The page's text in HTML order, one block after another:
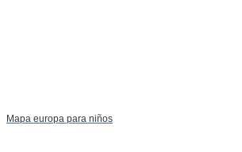
Mapa europa para niños